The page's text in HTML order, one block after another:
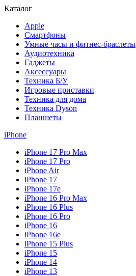
Каталог
Apple
Смартфоны
Умные часы и фитнес-браслеты
Аудиотехника
Гаджеты
Аксессуары
Техника Б/У
Игровые приставки
Техника для дома
Техника Dyson
Планшеты
iPhone
iPhone 17 Pro Max
iPhone 17 Pro
iPhone Air
iPhone 17
iPhone 17e
iPhone 16 Pro Max
iPhone 16 Plus
iPhone 16 Pro
iPhone 16
iPhone 16e
iPhone 15 Plus
iPhone 15
iPhone 14
iPhone 13